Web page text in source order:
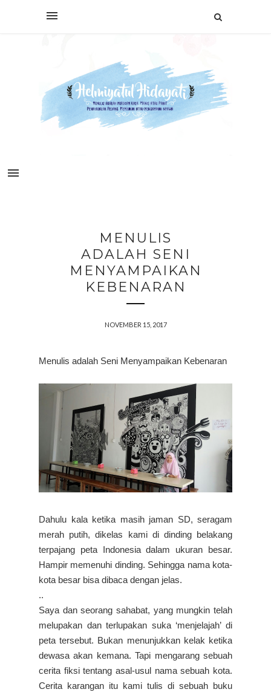
MENULIS
ADALAH SENI
MENYAMPAIKAN
KEBENARAN
NOVEMBER 15, 2017
Menulis adalah Seni Menyampaikan Kebenaran
Dahulu kala ketika masih jaman SD, seragam
merah putih, dikelas kami di dinding belakang
terpajang peta Indonesia dalam ukuran besar.
Hampir memenuhi dinding. Sehingga nama kota-
kota besar bisa dibaca dengan jelas.
..
Saya dan seorang sahabat, yang mungkin telah
melupakan dan terlupakan suka ‘menjelajah’ di
peta tersebut. Bukan menunjukkan kelak ketika
dewasa akan kemana. Tapi mengarang sebuah
cerita fiksi tentang asal-usul nama sebuah kota.
Cerita karangan itu kami tulis di sebuah buku